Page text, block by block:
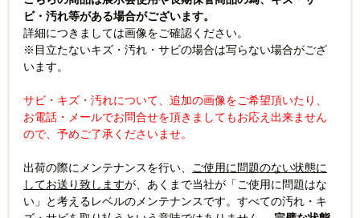
ビ・汚れ等がある場合がございます。
詳細につきましては画像をご確認ください。
※目立たないキズ・汚れ・サビの場合は写らない場合がござ
います。
サビ・キズ・汚れについて、追加の画像をご希望頂いたり、
お電話・メールでお問合せを頂きましてもお応え出来ません
ので、予めご了承くださいませ。
出荷の際にメンテナンスを行い、 ご使用に問題のない状態に
してお送り致しますが、あくまで当社が「ご使用に問題はな
い」と考えるレベルのメンテナンスです。すべての汚れ・キ